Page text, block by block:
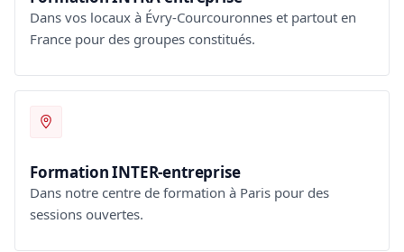
Dans vos locaux à Évry-Courcouronnes et partout en
France pour des groupes constitués.
Formation INTER-entreprise
Dans notre centre de formation à Paris pour des
sessions ouvertes.